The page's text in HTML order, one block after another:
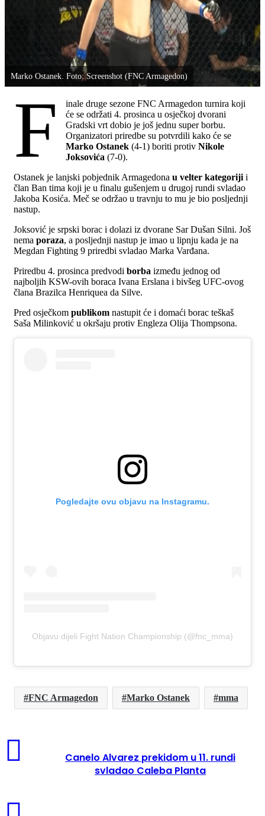
Marko Ostanek. Foto: Screenshot (FNC Armagedon)
F
inale druge sezone FNC Armagedon turnira koji
će se održati 4. prosinca u osječkoj dvorani
Gradski vrt dobio je još jednu super borbu.
Organizatori priredbe su potvrdili kako će se
Marko Ostanek (4-1) boriti protivNikole
Joksovića (7-0).
Ostanek je lanjski pobjednik Armagedona u velter kategoriji i
član Ban tima koji je u finalu gušenjem u drugoj rundi svladao
Jakoba Kosića. Meč se održao u travnju to mu je bio posljednji
nastup.
Joksović je srpski borac i dolazi iz dvorane Sar Dušan Silni. Još
nema poraza, a posljednji nastup je imao u lipnju kada je na
Megdan Fighting 9 priredbi svladao Marka Varđana.
Priredbu 4. prosinca predvodi borba između jednog od
najboljih KSW-ovih boraca Ivana Erslana i bivšeg UFC-ovog
člana Brazilca Henriquea da Silve.
Pred osječkom publikom nastupit će i domaći borac teškaš
Saša Milinković u okršaju protiv Engleza Olija Thompsona.
Pogledajte ovu objavu na Instagramu.
Objavu dijeli Fight Nation Championship (@fnc_mma)
FNC Armagedon Marko Ostanek mma
Canelo Alvarez prekidom u 11. rundi
svladao Caleba Planta